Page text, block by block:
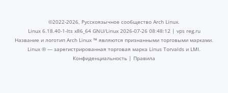
©2022-2026, Русскоязычное сообщество Arch Linux.
Linux 6.18.40-1-lts x86_64 GNU/Linux 2026-07-26 08:48:12 | vps reg.ru
Название и логотип Arch Linux ™ являются признанными торговыми марками.
Linux ® — зарегистрированная торговая марка Linus Torvalds и LMI.
Конфиденциальность | Правила